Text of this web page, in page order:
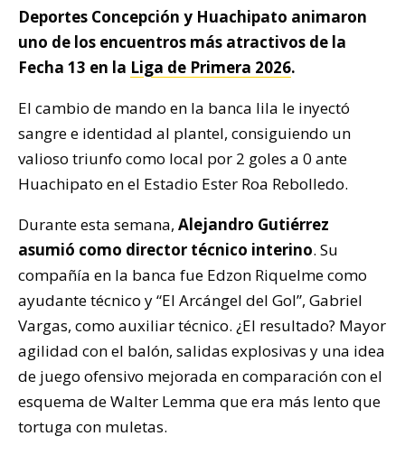
Deportes Concepción y Huachipato animaron
uno de los encuentros más atractivos de la
Fecha 13 en la Liga de Primera 2026.
El cambio de mando en la banca lila le inyectó
sangre e identidad al plantel, consiguiendo un
valioso triunfo como local por 2 goles a 0 ante
Huachipato en el Estadio Ester Roa Rebolledo.
Durante esta semana, Alejandro Gutiérrez
asumió como director técnico interino. Su
compañía en la banca fue Edzon Riquelme como
ayudante técnico y “El Arcángel del Gol”, Gabriel
Vargas, como auxiliar técnico. ¿El resultado? Mayor
agilidad con el balón, salidas explosivas y una idea
de juego ofensivo mejorada en comparación con el
esquema de Walter Lemma que era más lento que
tortuga con muletas.